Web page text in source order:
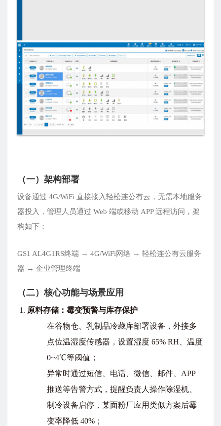
（一）架构部署
设备通过 4G/WiFi 直接接入轻松连公有云，无需本地服务
器投入，管理人员通过 Web 端或移动 APP 远程访问，架
构如下：
GS1 AL4G1RS终端 → 4G/WiFi网络 → 轻松连公有云服务
器 → 企业管理终端
（二）核心功能与场景应用
原料存储：霉变预警与库存保护
在谷物仓、乳制品冷藏库部署设备，外接多
点位温湿度传感器，设置湿度 65% RH、温度
0~4℃等阈值；
异常时通过短信、电话、微信、邮件、APP
推送等告警方式，提醒负责人操作除湿机、
制冷设备启停，某面粉厂应用类似方案后霉
变率降低 40%；